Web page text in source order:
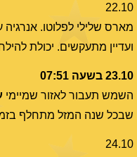
22.10
מארס שלילי לפלוטו.
ועדיין מתעקשים. יכולת
23.10 בשעה 07:51
השמש תעבור לאזור שמיימי
שבכל שנה המזל מתחלף
24.10